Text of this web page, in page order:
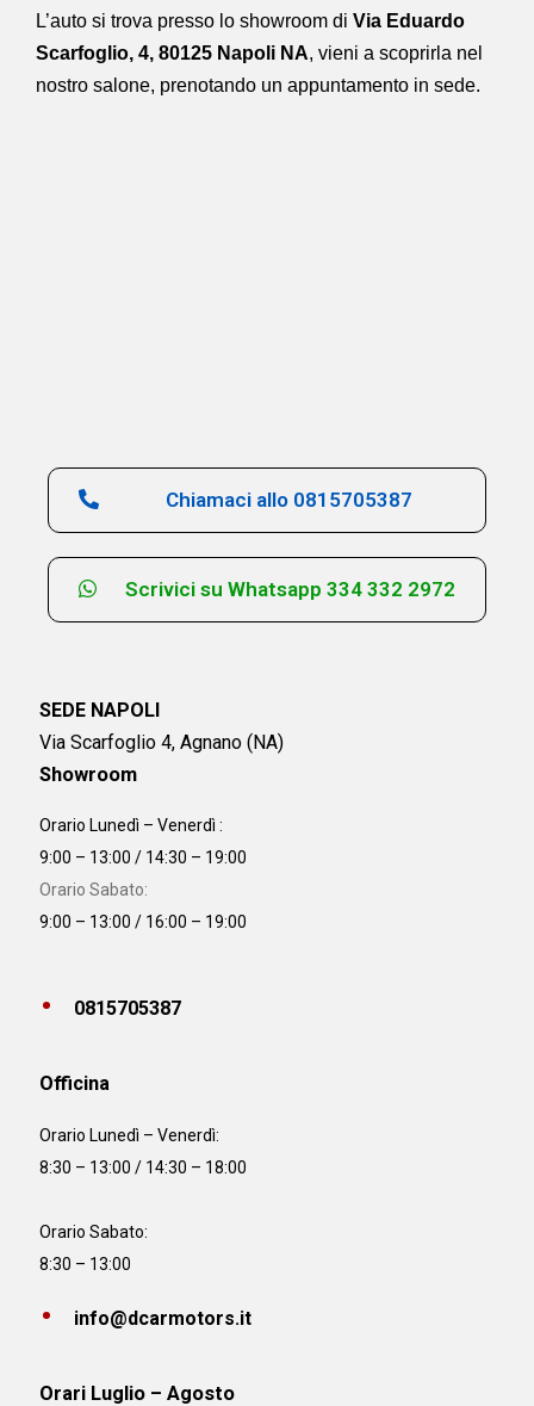
L’auto si trova presso lo showroom di Via Eduardo
Scarfoglio, 4, 80125 Napoli NA, vieni a scoprirla nel
nostro salone, prenotando un appuntamento in sede.
Chiamaci allo 0815705387
Scrivici su Whatsapp 334 332 2972
SEDE NAPOLI
Via Scarfoglio 4, Agnano (NA)
Showroom
Orario Lunedì – Venerdì :
9:00 – 13:00 / 14:30 – 19:00
Orario Sabato:
9:00 – 13:00 / 16:00 – 19:00
0815705387
Officina
Orario Lunedì – Venerdì:
8:30 – 13:00 / 14:30 – 18:00
Orario Sabato:
8:30 – 13:00
info@dcarmotors.it
Orari Luglio – Agosto